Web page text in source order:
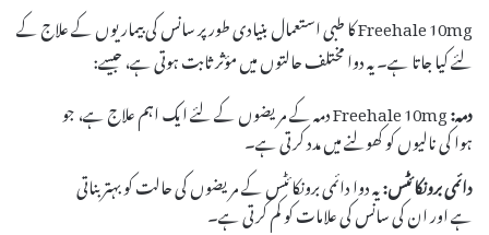
Freehale 10mg کا طبی استعمال بنیادی طور پر سانس کی بیماریوں کے علاج کے
لئے کیا جاتا ہے۔ یہ دوا مختلف حالتوں میں مؤثر ثابت ہوتی ہے، جیسے:
دمہ:
Freehale 10mg دمہ کے مریضوں کے لئے ایک اہم علاج ہے، جو
ہوا کی نالیوں کو کھولنے میں مدد کرتی ہے۔
دائمی برونکائٹس:یہ دوا دائمی برونکائٹس کے مریضوں کی حالت کو بہتر بناتی
ہے اور ان کی سانس کی علامات کو کم کرتی ہے۔